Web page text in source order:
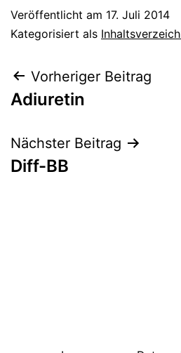
Veröffentlicht am 17. Juli 2014
Kategorisiert als
Vorheriger Beitrag
Adiuretin
Nächster Beitrag
Diff-BB